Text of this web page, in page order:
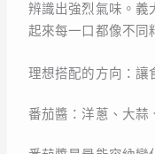
辨識出強烈氣味。義
起來每一口都像不同
理想搭配的方向：讓
番茄醬：洋蔥、大蒜